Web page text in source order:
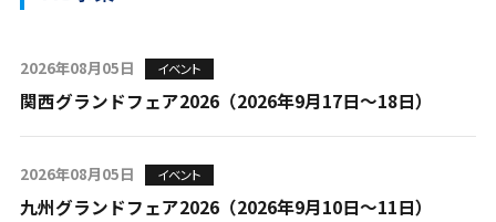
2026年08月05日 イベント
関西グランドフェア2026（2026年9月17日～18日）
2026年08月05日 イベント
九州グランドフェア2026（2026年9月10日～11日）